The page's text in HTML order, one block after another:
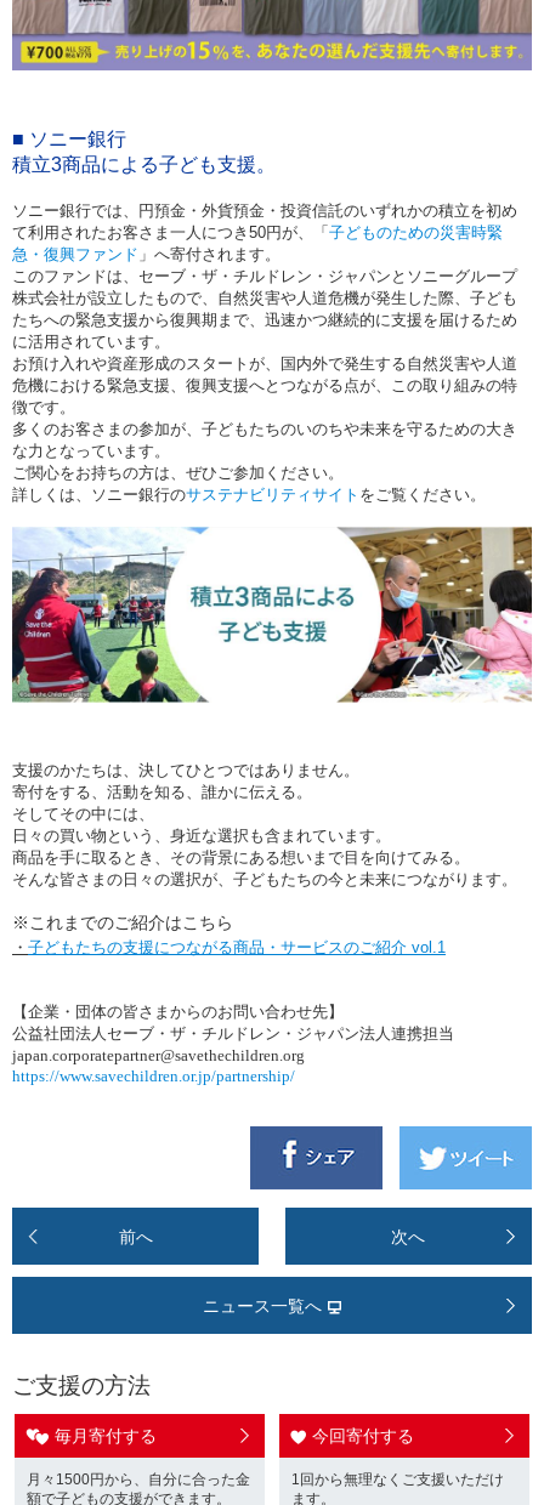
■ ソニー銀行
積立3商品による子ども支援。
ソニー銀行では、円預金・外貨預金・投資信託のいずれかの積立を初め
て利用されたお客さま一人につき 50円が、「 子どものための災害時緊
急・復興ファンド 」へ寄付されます。
このファンドは、セーブ・ザ・チルドレン・ジャパンとソニーグループ
株式会社が設立したもので、自然災害や人道危機が発生した際、子ども
たちへの緊急支援から復興期まで、迅速かつ継続的に支援を届けるため
に活用されています。
お預け入れや資産形成のスタートが、国内外で発生する自然災害や人道
危機における緊急支援、復興支援へとつながる点が、この取り組みの特
徴です。
多くのお客さまの参加が、子どもたちのいのちや未来を守るための大き
な力となっています。
ご関心をお持ちの方は、ぜひご参加ください。
詳しくは、ソニー銀行のサステナビリティサイト をご覧ください。
支援のかたちは、決してひとつではありません。
寄付をする、活動を知る、誰かに伝える。
そしてその中には、
日々の買い物という、身近な選択も含まれています。
商品を手に取るとき、その背景にある想いまで目を向けてみる。
そんな皆さまの日々の選択が、子どもたちの今と未来につながります。
※これまでのご紹介はこちら
・ 子どもたちの支援につながる商品・サービスのご紹介 vol.1
【企業・団体の皆さまからのお問い合わせ先】
公益社団法人セーブ・ザ・チルドレン・ジャパン法人連携担当
japan.corporatepartner@savethechildren.org
https://www.savechildren.or.jp/partnership/
前へ 次へ
ニュース一覧へ
ご支援の方法
毎月寄付する
月々1500円から、自分に合った金
額で子どもの支援ができます。
今回寄付する
1回から無理なくご支援いただけ
ます。